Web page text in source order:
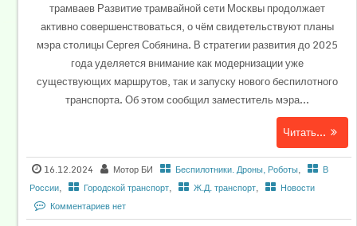
трамваев Развитие трамвайной сети Москвы продолжает
активно совершенствоваться, о чём свидетельствуют планы
мэра столицы Сергея Собянина. В стратегии развития до 2025
года уделяется внимание как модернизации уже
существующих маршрутов, так и запуску нового беспилотного
транспорта. Об этом сообщил заместитель мэра...
Читать...
16.12.2024 Мотор БИ Беспилотники. Дроны, Роботы,
В
России, Городской транспорт, Ж.Д. транспорт,
Новости
Комментариев нет